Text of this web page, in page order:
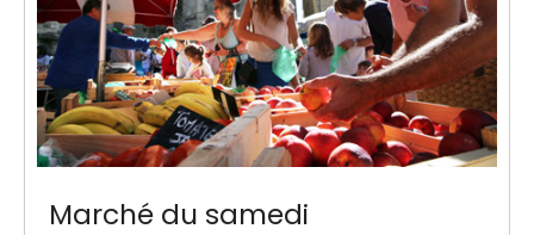
Marché du samedi